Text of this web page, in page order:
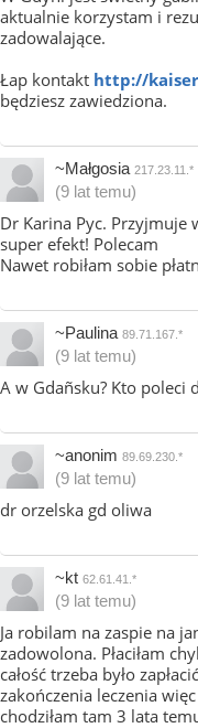
aktualnie korzystam i
zadowalające.
Łap kontakt http://
będziesz zawiedziona.
~Małgosia 217.23.11.*
(9 lat temu)
Dr Karina Pyc. Przyjmuje
super efekt! Polecam
Nawet robiłam sobie
~Paulina 89.71.167.*
(9 lat temu)
A w Gdañsku? Kto poleci
~anonim 89.69.230.*
(9 lat temu)
dr orzelska gd oliwa
~kt 62.61.41.*
(9 lat temu)
Ja robilam na zaspie na
zadowolona. Płaciłam
całość trzeba było
zakończenia leczenia
chodziłam tam 3 lata